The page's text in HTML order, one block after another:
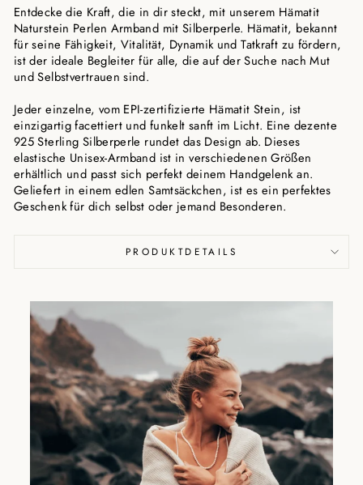
Entdecke die Kraft, die in dir steckt, mit unserem Hämatit
Naturstein Perlen Armband mit Silberperle. Hämatit, bekannt
für seine Fähigkeit, Vitalität, Dynamik und Tatkraft zu fördern,
ist der ideale Begleiter für alle, die auf der Suche nach Mut
und Selbstvertrauen sind.
Jeder einzelne, vom EPI-zertifizierte Hämatit Stein, ist
einzigartig facettiert und funkelt sanft im Licht. Eine dezente
925 Sterling Silberperle rundet das Design ab. Dieses
elastische Unisex-Armband ist in verschiedenen Größen
erhältlich und passt sich perfekt deinem Handgelenk an.
Geliefert in einem edlen Samtsäckchen, ist es ein perfektes
Geschenk für dich selbst oder jemand Besonderen.
PRODUKTDETAILS